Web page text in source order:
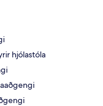
hjólastóla